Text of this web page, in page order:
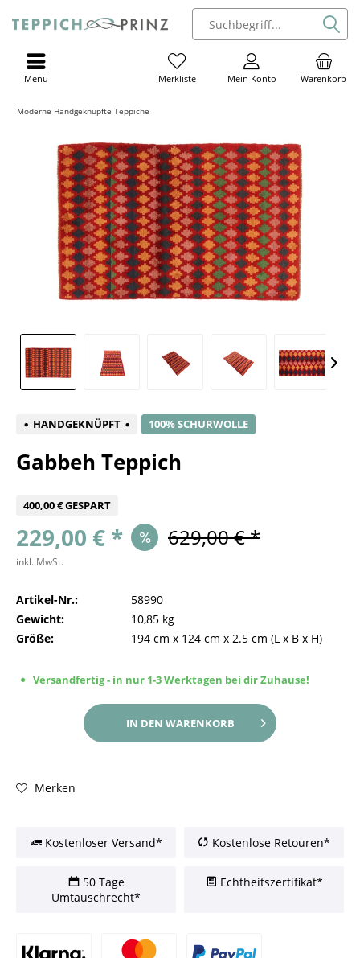
Warenkorb
Mein Konto
Merkliste
Menü
Moderne Handgeknüpfte Teppiche
HANDGEKNÜPFT 100% SCHURWOLLE
Gabbeh Teppich
400,00 € GESPART
229,00 € * 629,00 € *
inkl. MwSt.
Artikel-Nr.:
58990
Gewicht:
10,85 kg
Größe:
194 cm x 124 cm x 2.5 cm (L x B x H)
Versandfertig - in nur 1-3 Werktagen bei dir Zuhause!
IN DEN WARENKORB
Merken
Kostenloser Versand* Kostenlose Retouren*
50 Tage
Umtauschrecht*
Echtheitszertifikat*